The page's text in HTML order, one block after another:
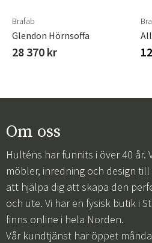
Brafab
Glendon Hörnsoffa
28 370 kr
Om oss
Hulténs har funnits i över 40
möbler, inredning och design
att hjälpa dig att skapa den
och ute. Vi har en fysisk butik i
finns online i hela Norden.
Vår kundtjänst har öppet